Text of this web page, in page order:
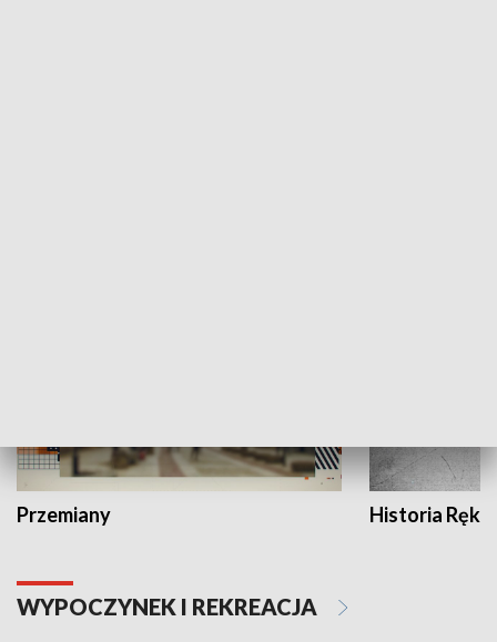
Przemiany Historia Ręką
WYPOCZYNEK I REKREACJA